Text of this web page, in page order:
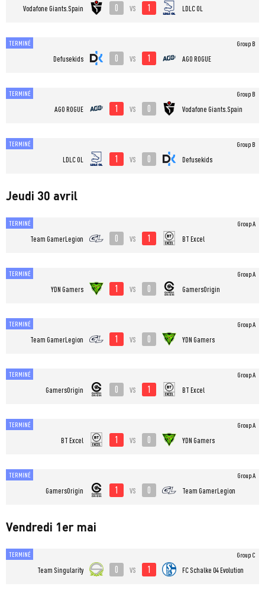
Vodafone Giants.Spain 0 vs 1 LDLC OL
TERMINÉ
Defusekids 0 vs 1 AGO ROGUE
Group B
TERMINÉ
AGO ROGUE 1 vs 0 Vodafone Giants.Spain
Group B
TERMINÉ
LDLC OL 1 vs 0 Defusekids
Group B
Jeudi 30 avril
TERMINÉ
Team GamerLegion 0 vs 1 BT Excel
Group A
TERMINÉ
YDN Gamers 1 vs 0 GamersOrigin
Group A
TERMINÉ
Team GamerLegion 1 vs 0 YDN Gamers
Group A
TERMINÉ
GamersOrigin 0 vs 1 BT Excel
Group A
TERMINÉ
BT Excel 1 vs 0 YDN Gamers
Group A
TERMINÉ
GamersOrigin 1 vs 0 Team GamerLegion
Group A
Vendredi 1er mai
TERMINÉ
Team Singularity 0 vs 1 FC Schalke 04 Evolution
Group C